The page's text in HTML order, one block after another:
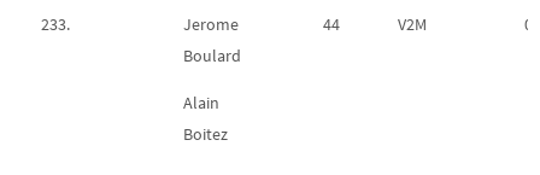
233.
Jerome
Boulard
44 V2M
Alain
Boitez